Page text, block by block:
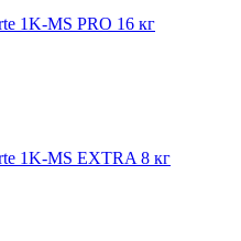
1K-MS PRO 16 кг
1K-MS EXTRA 8 кг